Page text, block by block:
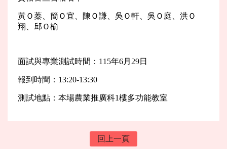
黃Ｏ蓁、簡Ｏ宜、陳Ｏ謙、吳Ｏ軒、吳Ｏ庭、洪Ｏ
翔、邱Ｏ榆
面試與專業測試時間：115年6月29日
報到時間：13:20-13:30
測試地點：本場農業推廣科1樓多功能教室
回上一頁